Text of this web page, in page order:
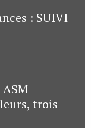
: SUIVI
trois